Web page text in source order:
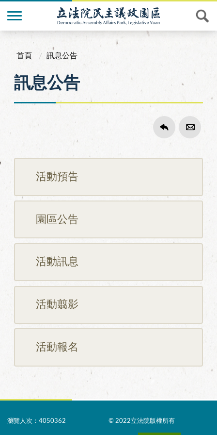
首頁 訊息公告
訊息公告
活動預告
園區公告
活動訊息
活動翦影
活動報名
瀏覽人次：4050362 © 2022立法院版權所有